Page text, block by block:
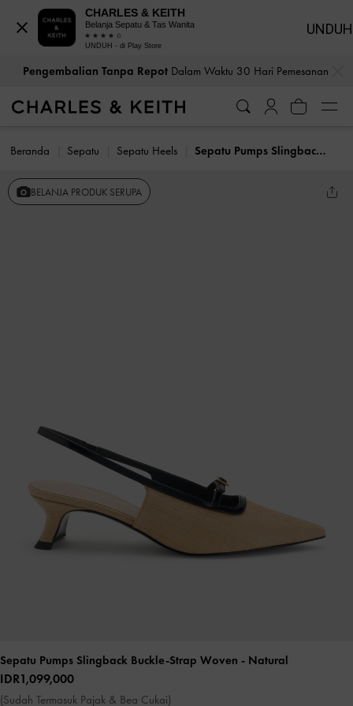
Pengembalian Tanpa RepotDalam Waktu 30 Hari Pemesanan
Beranda Sepatu Sepatu Heels Sepatu Pumps Slingback Buckle-Strap Woven
BELANJA PRODUK SERUPA
Sepatu Pumps Slingback Buckle-Strap Woven - Natural
IDR1,099,000
(Sudah Termasuk Pajak & Bea Cukai)
CHARLES & KEITH
Belanja Sepatu & Tas Wanita
UNDUH - di Play Store
UNDUH